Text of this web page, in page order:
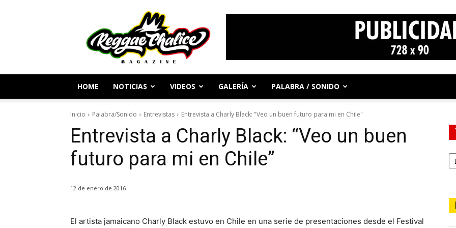
Periodismo
y
Cultura
Reggae
HOME NOTICIAS VIDEOS GALERÍA PALABRA / SONIDO
Inicio Palabra/Sonido Entrevistas Entrevista a Charly Black: "Veo un buen futuro para mi en Chile"
Entrevista a Charly Black: “Veo un buen
futuro para mi en Chile”
12 de enero de 2016
El artista jamaicano Charly Black estuvo en Chile en una serie de presentaciones desde el Festival